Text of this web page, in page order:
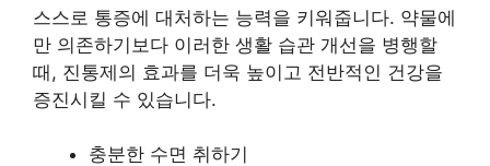
스스로 통증에 대처하는 능력을 키워줍니다. 약물에
만 의존하기보다 이러한 생활 습관 개선을 병행할
때, 진통제의 효과를 더욱 높이고 전반적인 건강을
증진시킬 수 있습니다.
충분한 수면 취하기